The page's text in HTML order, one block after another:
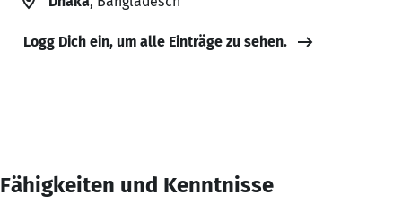
Logg Dich ein, um alle Einträge zu sehen.
Fähigkeiten und Kenntnisse